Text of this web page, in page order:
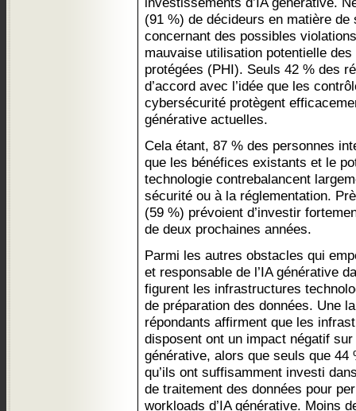
(91 %) de décideurs en matière
concernant des possibles
mauvaise utilisation potentielle
protégées (PHI). Seuls 42 % des
d’accord avec l’idée que les
cybersécurité protègent
générative actuelles.
Cela étant, 87 % des personnes
que les bénéfices existants et le
technologie contrebalancent
sécurité ou à la réglementation.
(59 %) prévoient d’investir
de deux prochaines années.
Parmi les autres obstacles qui
et responsable de l’IA générative
figurent les infrastructures
de préparation des données. Une
répondants affirment que les
disposent ont un impact négatif
générative, alors que seuls que 44
qu’ils ont suffisamment investi
de traitement des données pour
workloads d’IA générative. Moins